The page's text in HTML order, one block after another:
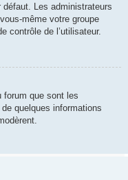
Les administrateurs
même votre groupe
contrôle de l’utilisateur.
forum que sont les
quelques informations